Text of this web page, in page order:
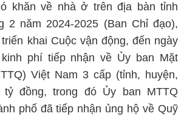
khăn về nhà ở trên địa bàn tỉnh
2 năm 2024-2025 (Ban Chỉ đạo),
khai Cuộc vận động, đến ngày
kinh phí tiếp nhận về Ủy ban Mặt
Việt Nam 3 cấp (tỉnh, huyện,
đồng, trong đó Ủy ban MTTQ
phố đã tiếp nhận ủng hộ về Quỹ